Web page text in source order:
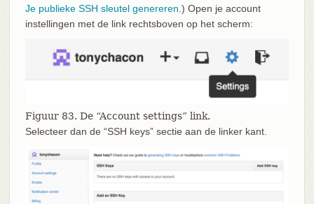
Je publieke SSH sleutel genereren.) Open je account
instellingen met de link rechtsboven op het scherm:
Figuur 83. De “Account settings” link.
Selecteer dan de “SSH keys” sectie aan de linker kant.